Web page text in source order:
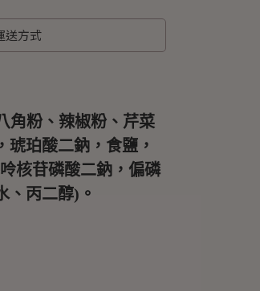
送方式
角粉、辣椒粉、芹菜
珀酸二鈉，食鹽，
核苷磷酸二鈉，偏磷
、丙二醇)。